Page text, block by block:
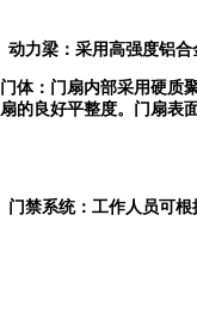
动力梁：采用高强度铝
门体：门扇内部采用硬质
扇的良好平整度。门扇表
门禁系统：工作人员可